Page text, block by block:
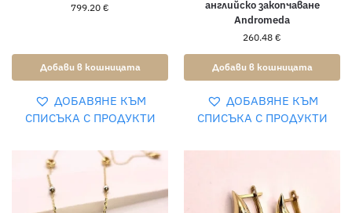
799.20 €
Добави в кошницата
ДОБАВЯНЕ КЪМ
СПИСЪКА С ПРОДУКТИ
английско закопчаване
Andromeda
260.48 €
Добави в кошницата
ДОБАВЯНЕ КЪМ
СПИСЪКА С ПРОДУКТИ